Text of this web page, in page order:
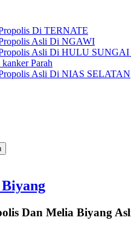
Di TERNATE
Asli Di NGAWI
Propolis Asli Di HULU
Parah
Asli Di NIAS SELATAN
Dan Melia Biyang